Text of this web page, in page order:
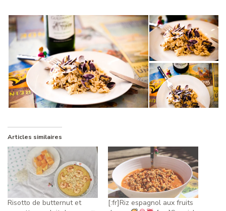
Articles similaires
Risotto de butternut et
[:fr]Riz espagnol aux fruits